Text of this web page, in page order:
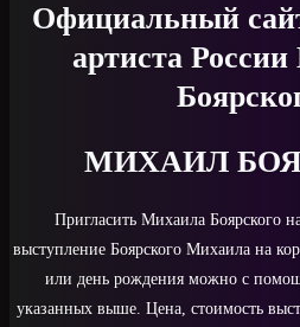
Официальный
артиста
МИХАИЛ
Пригласить Михаила Боярского
выступление Боярского Михаила на
или день рождения можно с
указанных выше. Цена, стоимость